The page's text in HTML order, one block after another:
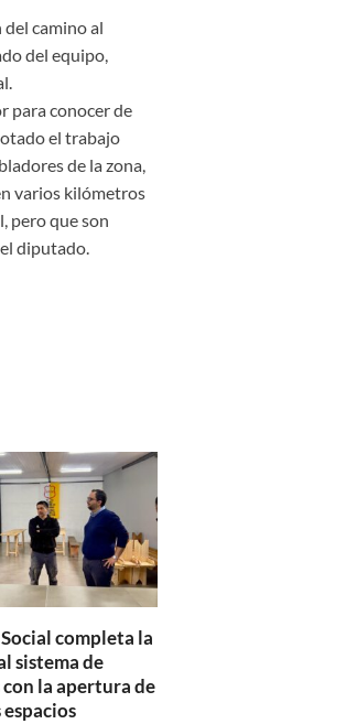
camino al
del equipo,
para conocer de
el trabajo
de la zona,
varios kilómetros
pero que son
diputado.
completa la
sistema de
la apertura de